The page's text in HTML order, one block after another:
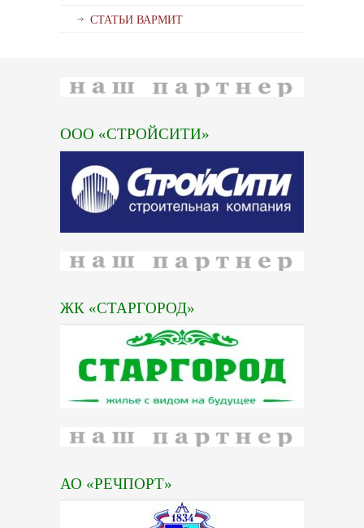
СТАТЬИ ВАРМИТ
ООО «СТРОЙСИТИ»
ЖК «СТАРГОРОД»
АО «РЕЧПОРТ»